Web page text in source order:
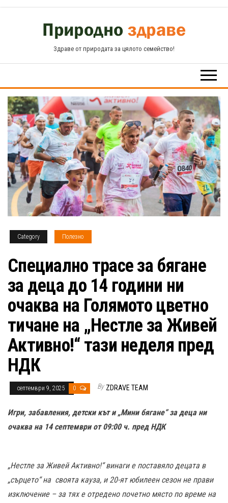
Здраве от природата за цялото семейство!
Category Полезно
Специално трасе за бягане
за деца до 14 години ни
очаква на Голямото цветно
тичане на „Нестле за Живей
Активно!“ тази неделя пред
НДК
септември 9, 2025 0 By ZDRAVE TEAM
Игри, забавления, детски кът и „Мини бягане“ за деца ни
очаква на 14 септември от 09:00 ч. пред НДК
„Нестле за Живей Активно!“ винаги е поставяло децата в
„сърцето“ на своята кауза, и 20-ят юбилеен сезон не прави
изключение – за тях е отредено почетно място по време на